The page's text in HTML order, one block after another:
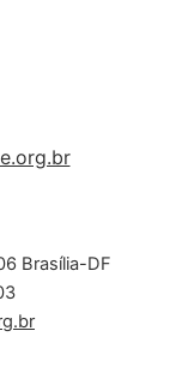
Brasília-DF